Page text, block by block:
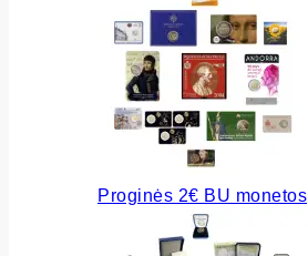
Proginės 2€ BU monetos